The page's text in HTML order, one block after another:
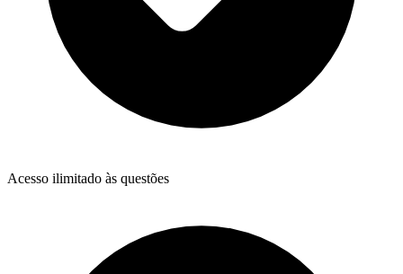
Acesso ilimitado às questões